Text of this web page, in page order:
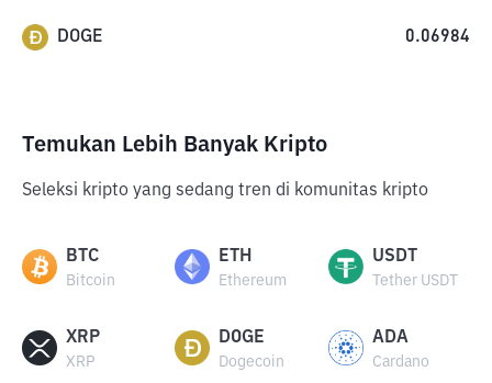
DOGE 0.06984
Temukan Lebih Banyak Kripto
Seleksi kripto yang sedang tren di komunitas kripto
BTC
Bitcoin
ETH
Ethereum
USDT
Tether USDT
XRP
XRP
DOGE
Dogecoin
ADA
Cardano